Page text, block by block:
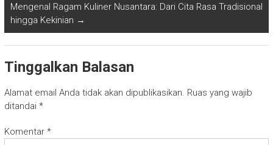
Mengenal Ragam Kuliner Nusantara: Dari Cita Rasa Tradisional
hingga Kekinian →
Tinggalkan Balasan
Alamat email Anda tidak akan dipublikasikan. Ruas yang wajib
ditandai *
Komentar *